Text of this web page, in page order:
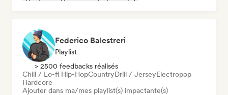
Hardcore Hyperpop Instrumental
Federico Balestreri
Playlist
> 2500 feedbacks réalisés
Chill / Lo-fi Hip-HopCountryDrill / JerseyElectropop
Hardcore
Ajouter dans ma/mes playlist(s) impactante(s)